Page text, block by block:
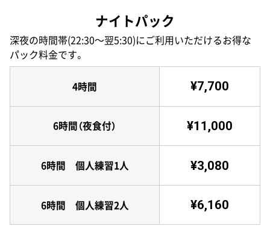
ナイトパック
深夜の時間帯(22:30〜翌5:30)にご利用いただけるお得な
パック料金です。
4時間 ¥7,700
6時間（夜食付） ¥11,000
6時間 個人練習1人 ¥3,080
6時間 個人練習2人 ¥6,160